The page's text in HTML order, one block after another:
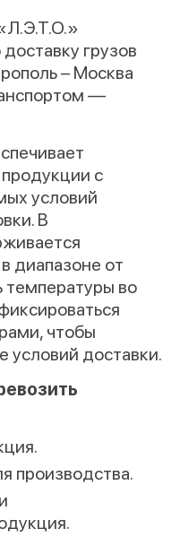
грузов
– Москва
—
с
условий
В
диапазоне от
температуры во
чтобы
условий доставки.
производства.